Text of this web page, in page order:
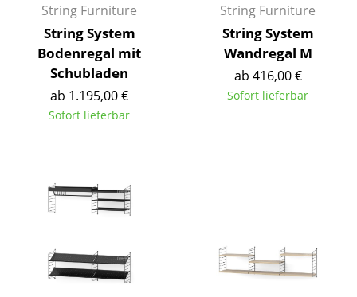
Vasen
Tabletts
Büroutensilien
Aufbewahrungsboxen
Kissen
Teppiche
Vorhänge
... alle Accessoires
String Furniture
String System
Bodenregal mit
Schubladen
ab 1.195,00 €
Sofort lieferbar
String Furniture
String System
Wandregal M
ab 416,00 €
Sofort lieferbar